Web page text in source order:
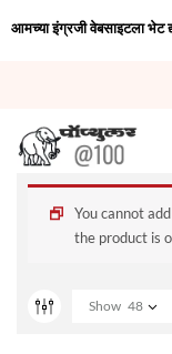
आमच्या इंग्रजी वेबसाइटला भेट
You cannot
the product is
Show 48